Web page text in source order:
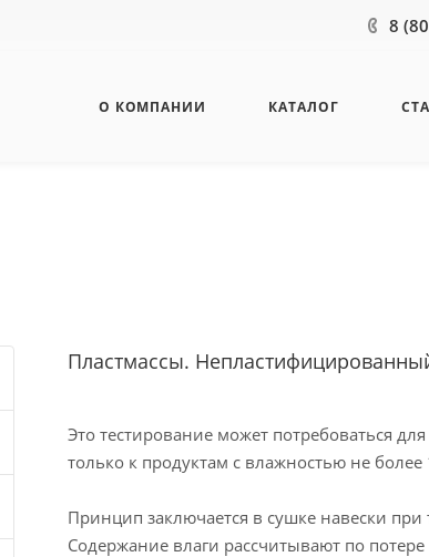
8
О КОМПАНИИ КАТАЛОГ
Пластмассы.
Это тестирование может потребоваться
только к продуктам с влажностью не более
Принцип заключается в сушке навески
Содержание влаги рассчитывают по